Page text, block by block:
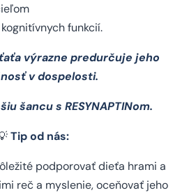
kognitívnych funkcií.
výrazne predurčuje jeho
v dospelosti.
šancu s RESYNAPTINom.
Tip od nás:
podporovať dieťa hrami a
reč a myslenie, oceňovať jeho